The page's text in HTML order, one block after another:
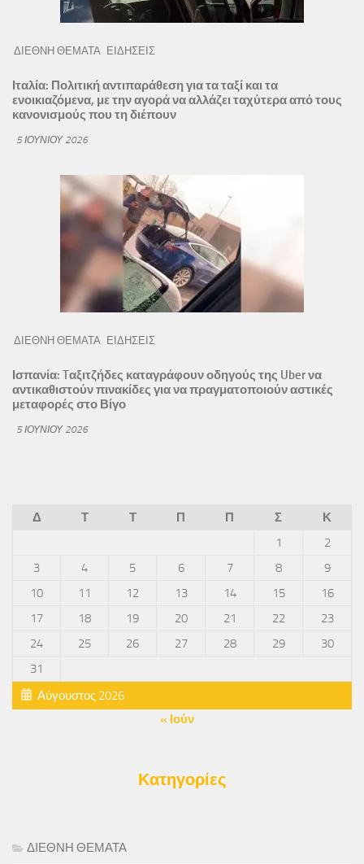
ΔΙΕΘΝΗ ΘΕΜΑΤΑ ΕΙΔΗΣΕΙΣ
Ιταλία: Πολιτική αντιπαράθεση για τα ταξί και τα
ενοικιαζόμενα, με την αγορά να αλλάζει ταχύτερα από τους
κανονισμούς που τη διέπουν
5 ΙΟΥΝΊΟΥ 2026
ΔΙΕΘΝΗ ΘΕΜΑΤΑ ΕΙΔΗΣΕΙΣ
Ισπανία: Tαξιτζήδες καταγράφουν οδηγούς της Uber να
αντικαθιστούν πινακίδες για να πραγματοποιούν αστικές
μεταφορές στο Βίγο
5 ΙΟΥΝΊΟΥ 2026
Αύγουστος 2026
Δ Τ Τ Π Π Σ
Κ
1
2
3
4 5 6 7 8
9
10
11 12 13 14 15
16
17
18 19 20 21 22
23
24
25 26 27 28 29
30
31
« Ιούν
Κατηγορίες
ΔΙΕΘΝΗ ΘΕΜΑΤΑ